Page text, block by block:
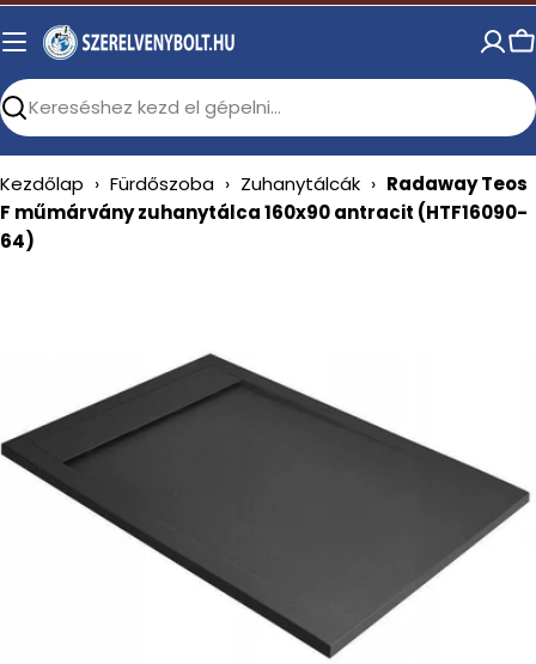
Skip
to
Search
Kezdőlap › Fürdőszoba › Zuhanytálcák › Radaway Teos
F műmárvány zuhanytálca 160x90 antracit (HTF16090-
64)
media 0 in modal